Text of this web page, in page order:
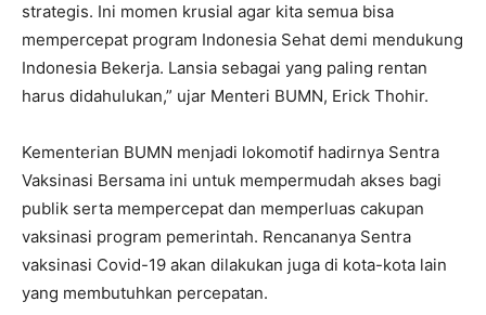
strategis. Ini momen krusial agar kita semua bisa
mempercepat program Indonesia Sehat demi mendukung
Indonesia Bekerja. Lansia sebagai yang paling rentan
harus didahulukan,” ujar Menteri BUMN, Erick Thohir.
Kementerian BUMN menjadi lokomotif hadirnya Sentra
Vaksinasi Bersama ini untuk mempermudah akses bagi
publik serta mempercepat dan memperluas cakupan
vaksinasi program pemerintah. Rencananya Sentra
vaksinasi Covid-19 akan dilakukan juga di kota-kota lain
yang membutuhkan percepatan.